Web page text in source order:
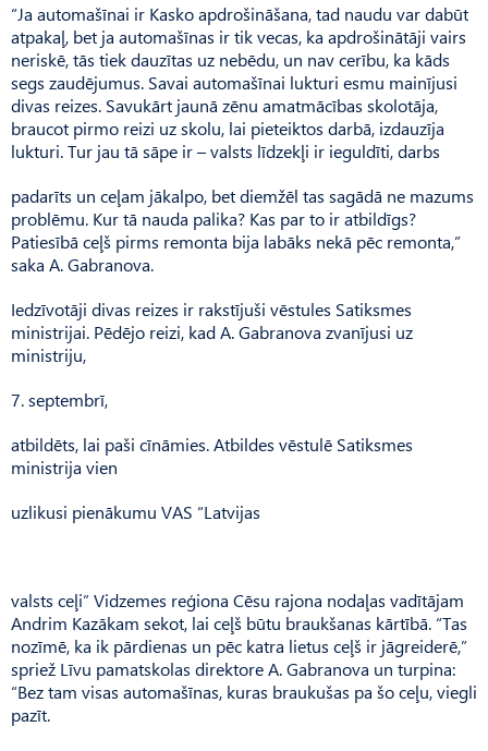
“Ja automašīnai ir Kasko apdrošināšana, tad naudu var dabūt
atpakaļ, bet ja automašīnas ir tik vecas, ka apdrošinātāji vairs
neriskē, tās tiek dauzītas uz nebēdu, un nav cerību, ka kāds
segs zaudējumus. Savai automašīnai lukturi esmu mainījusi
divas reizes. Savukārt jaunā zēnu amatmācības skolotāja,
braucot pirmo reizi uz skolu, lai pieteiktos darbā, izdauzīja
lukturi. Tur jau tā sāpe ir – valsts līdzekļi ir ieguldīti, darbs
padarīts un ceļam jākalpo, bet diemžēl tas sagādā ne mazums
problēmu. Kur tā nauda palika? Kas par to ir atbildīgs?
Patiesībā ceļš pirms remonta bija labāks nekā pēc remonta,”
saka A. Gabranova.
Iedzīvotāji divas reizes ir rakstījuši vēstules Satiksmes
ministrijai. Pēdējo reizi, kad A. Gabranova zvanījusi uz
ministriju,
7. septembrī,
atbildēts, lai paši cīnāmies. Atbildes vēstulē Satiksmes
ministrija vien
uzlikusi pienākumu VAS “Latvijas
valsts ceļi” Vidzemes reģiona Cēsu rajona nodaļas vadītājam
Andrim Kazākam sekot, lai ceļš būtu braukšanas kārtībā. “Tas
nozīmē, ka ik pārdienas un pēc katra lietus ceļš ir jāgreiderē,”
spriež Līvu pamatskolas direktore A. Gabranova un turpina:
“Bez tam visas automašīnas, kuras braukušas pa šo ceļu, viegli
pazīt.